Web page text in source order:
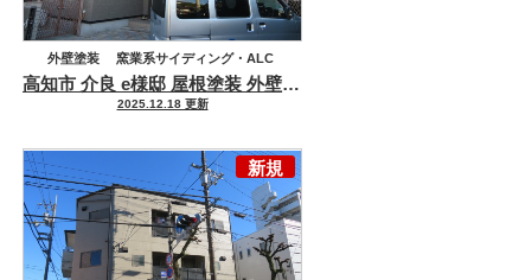
高耐侯塗料で大切なお住まいを長く守る塗装
高知市 介良 e様邸 屋根塗装 外壁塗装工事
2025.12.18 更新
外壁塗装
窯業系サイディング・ALC
屋根塗装
化粧スレート
新規